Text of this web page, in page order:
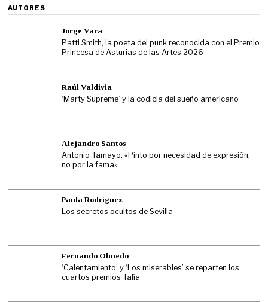
AUTORES
Jorge Vara
Patti Smith, la poeta del punk reconocida con el Premio
Princesa de Asturias de las Artes 2026
Raúl Valdivia
‘Marty Supreme’ y la codicia del sueño americano
Alejandro Santos
Antonio Tamayo: «Pinto por necesidad de expresión,
no por la fama»
Paula Rodríguez
Los secretos ocultos de Sevilla
Fernando Olmedo
‘Calentamiento’ y ‘Los miserables’ se reparten los
cuartos premios Talía